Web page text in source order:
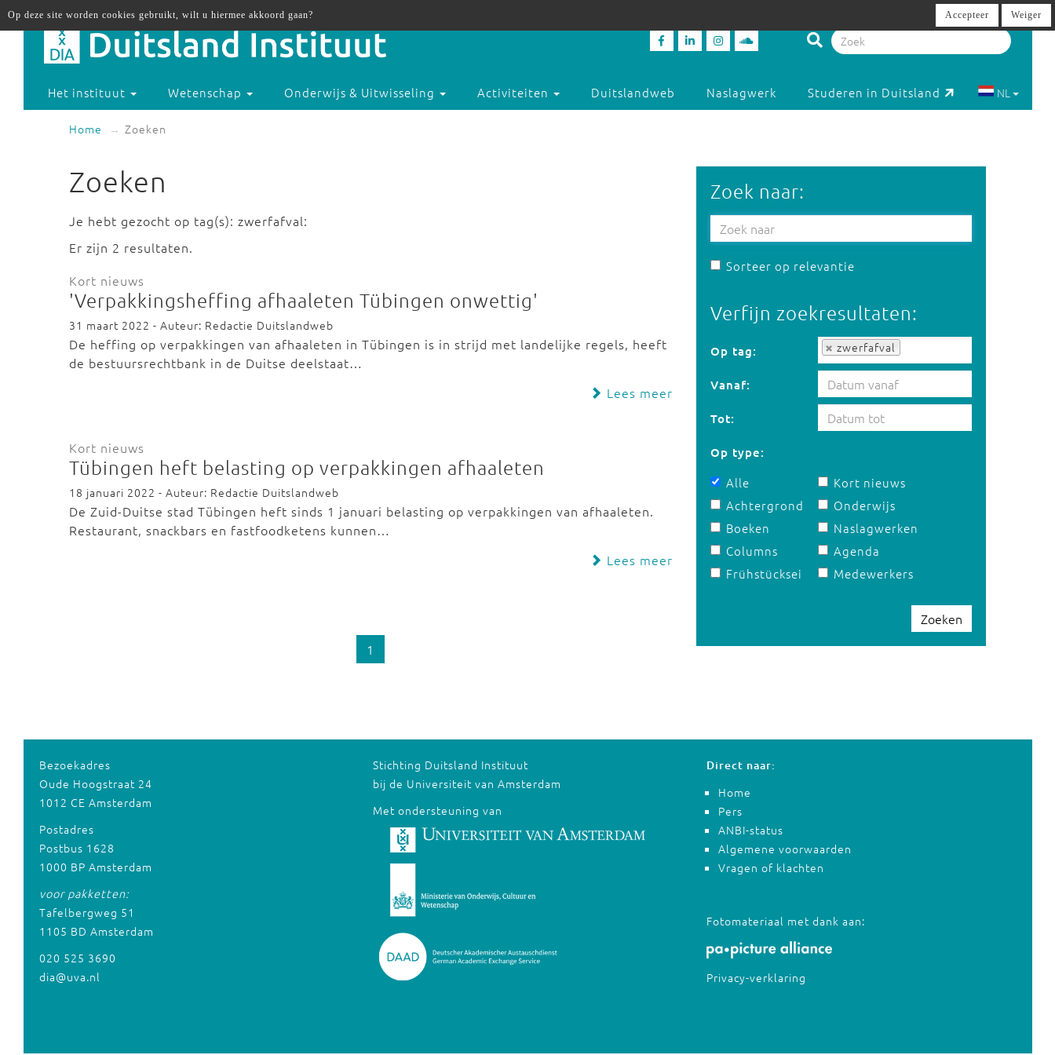
Het instituut Wetenschap Onderwijs & Uitwisseling Activiteiten Duitslandweb Naslagwerk Studeren in Duitsland NL
Home Zoeken
Zoeken
Je hebt gezocht op tag(s): zwerfafval:
Er zijn 2 resultaten.
Kort nieuws
'Verpakkingsheffing afhaaleten Tübingen onwettig'
31 maart 2022 - Auteur: Redactie Duitslandweb
De heffing op verpakkingen van afhaaleten in Tübingen is in strijd met landelijke regels, heeft
de bestuursrechtbank in de Duitse deelstaat…
Lees meer
Kort nieuws
Tübingen heft belasting op verpakkingen afhaaleten
18 januari 2022 - Auteur: Redactie Duitslandweb
De Zuid-Duitse stad Tübingen heft sinds 1 januari belasting op verpakkingen van afhaaleten.
Restaurant, snackbars en fastfoodketens kunnen…
Lees meer
1
Zoek naar:
Sorteer op relevantie
Verfijn zoekresultaten:
Op tag: zwerfafval
Op tag:
Vanaf:
Tot:
Op type:
Alle
Achtergrond
Boeken
Columns
Frühstücksei
Kort nieuws
Onderwijs
Naslagwerken
Agenda
Medewerkers
Zoeken
Bezoekadres
Oude Hoogstraat 24
1012 CE Amsterdam
Postadres
Postbus 1628
1000 BP Amsterdam
voor pakketten:
Tafelbergweg 51
1105 BD Amsterdam
020 525 3690
dia@uva.nl
Stichting Duitsland Instituut
bij de Universiteit van Amsterdam
Met ondersteuning van
Direct naar:
Home
Pers
ANBI-status
Algemene voorwaarden
Vragen of klachten
Fotomateriaal met dank aan:
Privacy-verklaring
Op deze site worden cookies gebruikt, wilt u hiermee akkoord gaan? Accepteer Weiger